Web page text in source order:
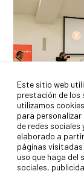
Este sitio web
prestación de los
utilizamos
para personalizar
de redes sociales
elaborado a
páginas
uso que haga del
sociales,